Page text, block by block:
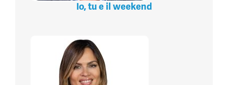
Io, tu e il weekend